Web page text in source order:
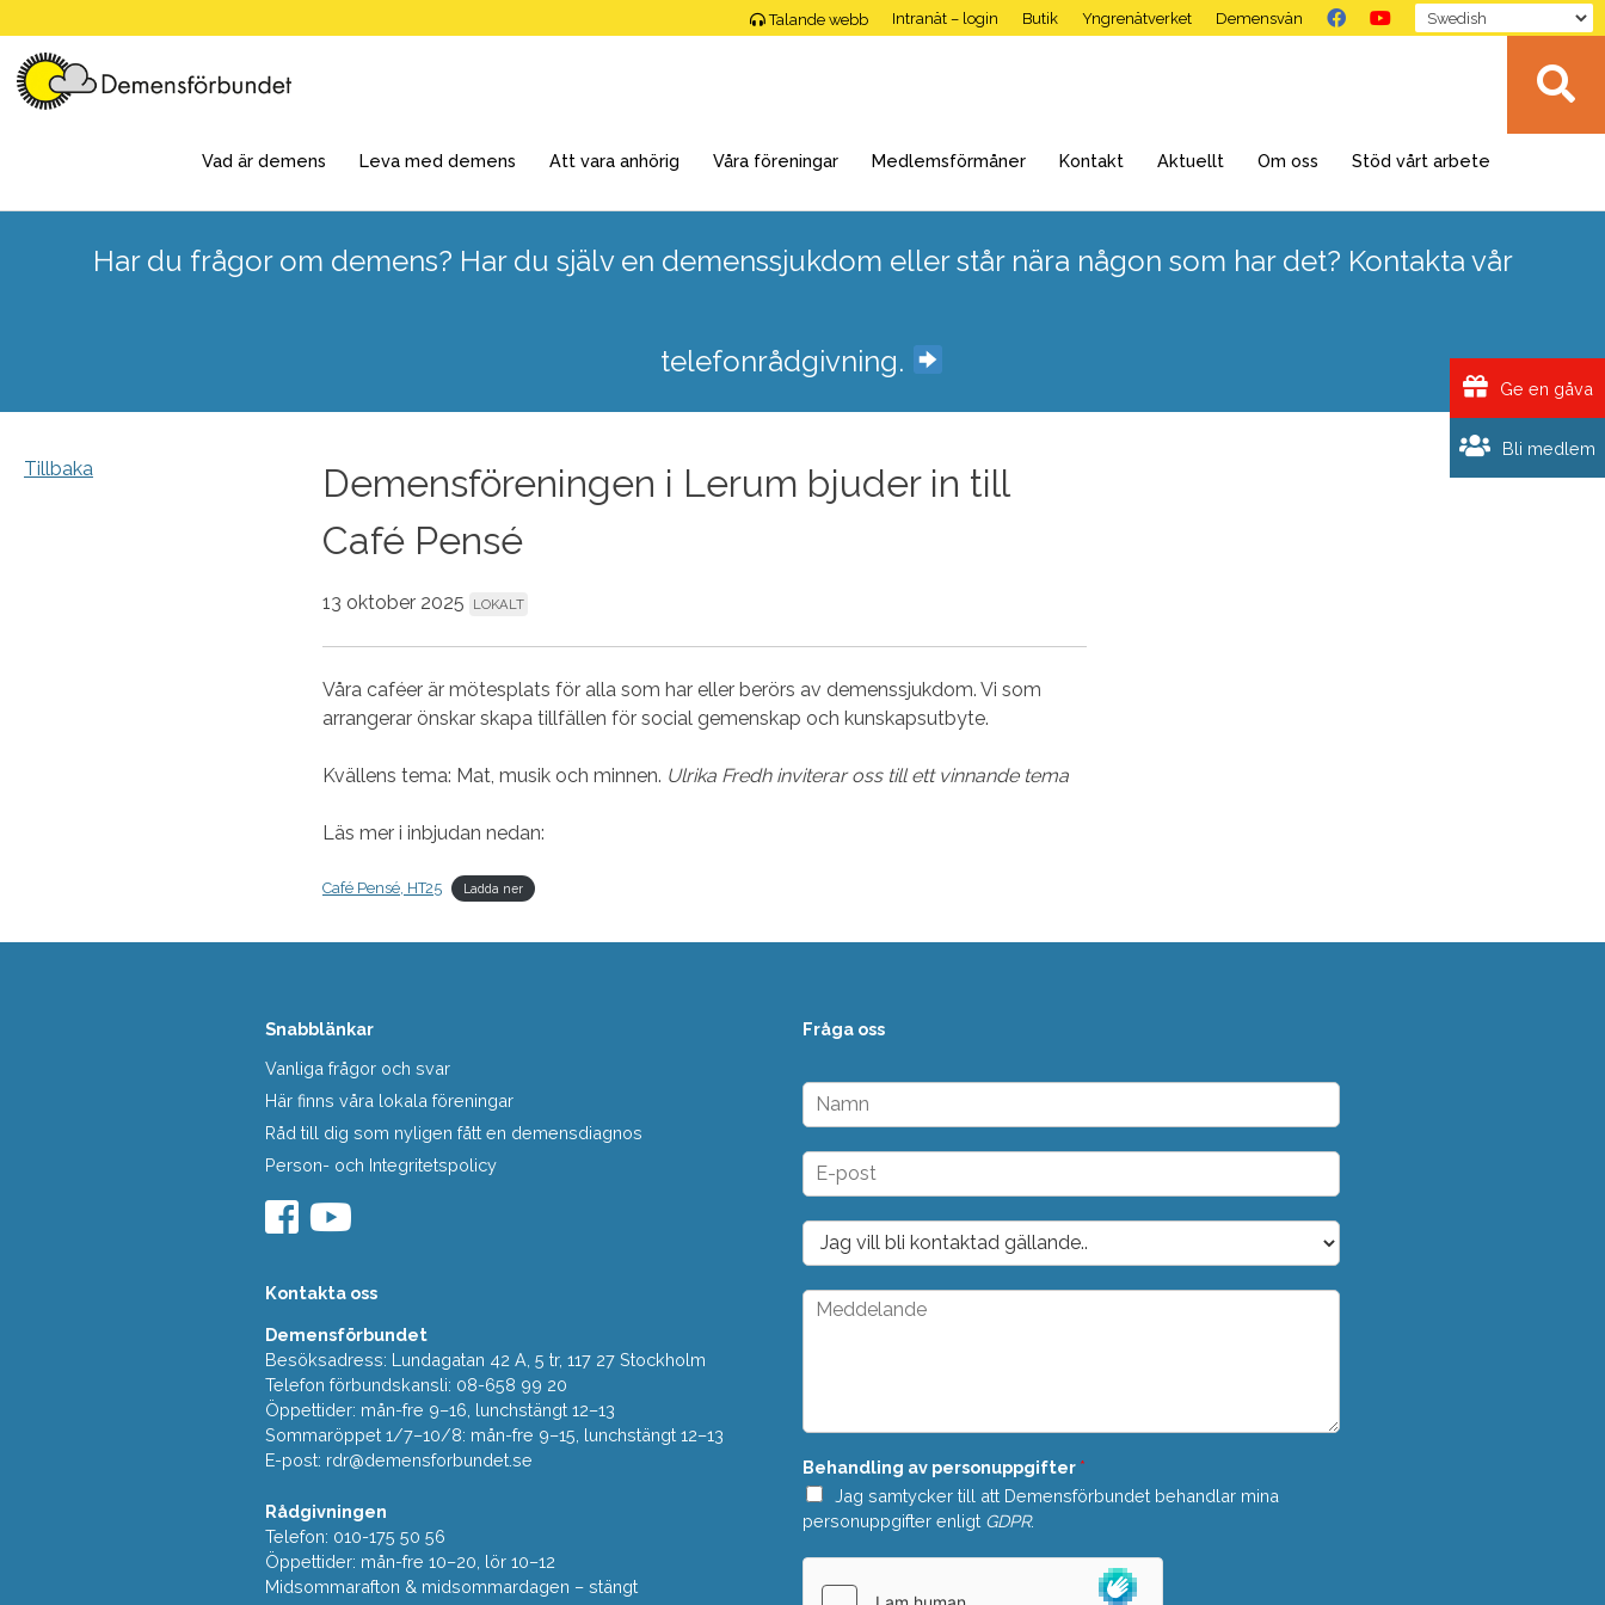
to
content
Talande webb Intranät – login Butik Yngrenätverket Demensvän
Vad är demens Leva med demens Att vara anhörig Våra föreningar Medlemsförmåner Kontakt Aktuellt Om oss Stöd vårt arbete
Har du frågor om demens? Har du själv en demenssjukdom eller står nära någon som har det? Kontakta vår
telefonrådgivning.
Tillbaka
Demensföreningen i Lerum bjuder in till
Café Pensé
13 oktober 2025 LOKALT
Våra caféer är mötesplats för alla som har eller berörs av demenssjukdom. Vi som
arrangerar önskar skapa tillfällen för social gemenskap och kunskapsutbyte.
Kvällens tema: Mat, musik och minnen. Ulrika Fredh inviterar oss till ett vinnande tema
Läs mer i inbjudan nedan:
Café Pensé, HT25 Ladda ner
Snabblänkar
Vanliga frågor och svar
Här finns våra lokala föreningar
Råd till dig som nyligen fått en demensdiagnos
Person- och Integritetspolicy
Kontakta oss
Demensförbundet
Besöksadress: Lundagatan 42 A, 5 tr, 117 27 Stockholm
Telefon förbundskansli: 08-658 99 20
Öppettider: mån-fre 9–16, lunchstängt 12–13
Sommaröppet 1/7–10/8: mån-fre 9–15, lunchstängt 12–13
E-post: rdr@demensforbundet.se
Rådgivningen
Telefon: 010-175 50 56
Öppettider: mån-fre 10–20, lör 10–12
Midsommarafton & midsommardagen – stängt
Fråga oss
N
m
n
E
p
o
t
*
D
o
p
M
a
d
e
*
Behandling av personuppgifter *
Jag samtycker till att Demensförbundet behandlar mina
personuppgifter enligt GDPR.
Bli medlem
Ge en gåva